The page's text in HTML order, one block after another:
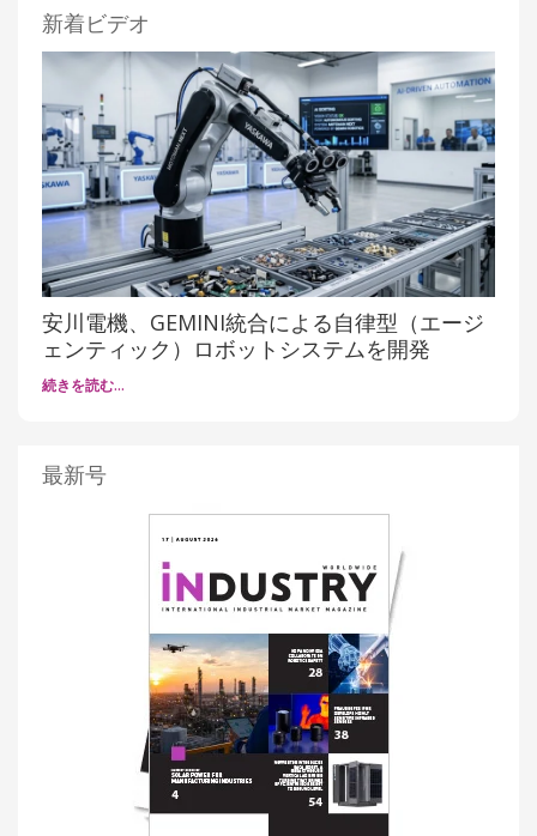
新着ビデオ
安川電機、GEMINI統合による自律型（エージ
ェンティック）ロボットシステムを開発
続きを読む…
最新号